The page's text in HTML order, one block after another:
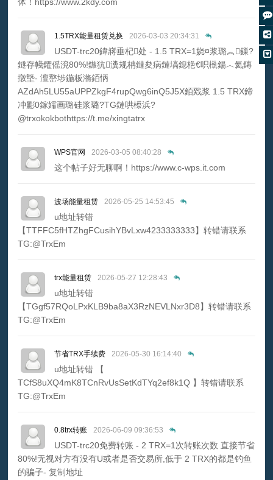
1.5TRX能量租赁兑换 2026-03-03 20:34:31
USDT-trc20鍏嶈垂杞处 - 1.5 TRX=1娆¤浆璐︽鏁?
鐩存帴鑺傜渷80%!鏃犺瀵规柟鏈夋病鏈塙鎴栬€呮槸鍚︿氦鏄
撴墍- 澶嶅埗鍦板潃銆怲
AZdAh5LU55aUPPZkgF4rupQwg6inQ5J5X銆戣浆 1.5 TRX鍗
冲彲0鎵嬬画璐硅浆璐?TG鏈哄櫒浜?
@trxokokbothttps://t.me/xingtatrx
WPS官网 2026-03-05 08:40:28
这个帖子好无聊啊！https://www.c-wps.it.com
波场能量租赁 2026-05-25 14:53:45
u地址转错
【TTFFC5fHTZhgFCusihYBvLxw4233333333】转错请联系
TG:@TrxEm
trx能量租赁 2026-05-27 12:28:43
u地址转错
【TGgf57RQoLPxKLB9ba8aX3RzNEVLNxr3D8】转错请联系
TG:@TrxEm
节省TRX手续费 2026-05-30 16:14:40
u地址转错 【
TCfS8uXQ4mK8TCnRvUsSetKdTYq2ef8k1Q 】转错请联系
TG:@TrxEm
0.8trx转账 2026-06-09 09:36:53
USDT-trc20免费转账 - 2 TRX=1次转账次数 直接节省
80%!无视对方有没有U或者是否交易所,低于 2 TRX的都是钓鱼
的骗子- 复制地址